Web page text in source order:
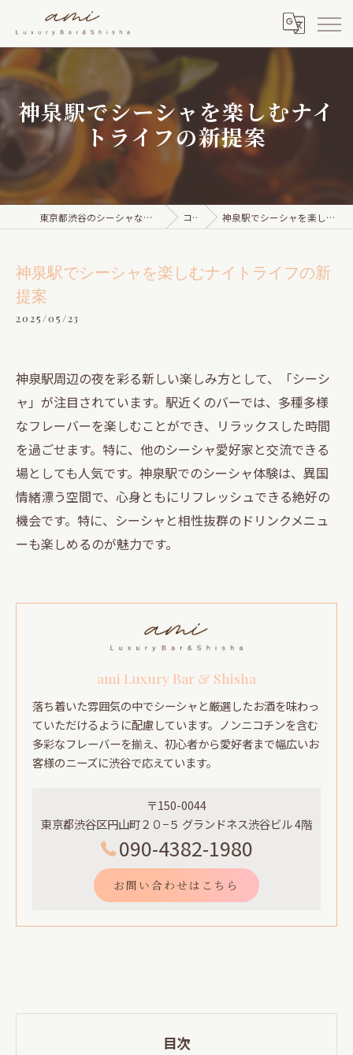
神泉駅でシーシャを楽しむナイ
トライフの新提案
東京都渋谷のシーシャならami Luxury Bar & Shisha コラム 神泉駅でシーシャを楽しむナイトライフの新提案
神泉駅でシーシャを楽しむナイトライフの新
提案
2025/05/23
神泉駅周辺の夜を彩る新しい楽しみ方として、「シーシ
ャ」が注目されています。駅近くのバーでは、多種多様
なフレーバーを楽しむことができ、リラックスした時間
を過ごせます。特に、他のシーシャ愛好家と交流できる
場としても人気です。神泉駅でのシーシャ体験は、異国
情緒漂う空間で、心身ともにリフレッシュできる絶好の
機会です。特に、シーシャと相性抜群のドリンクメニュ
ーも楽しめるのが魅力です。
ami Luxury Bar & Shisha
落ち着いた雰囲気の中でシーシャと厳選したお酒を味わっ
ていただけるように配慮しています。ノンニコチンを含む
多彩なフレーバーを揃え、初心者から愛好者まで幅広いお
客様のニーズに渋谷で応えています。
〒150-0044
東京都渋谷区円山町２０−５ グランドネス渋谷ビル 4階
090-4382-1980
お問い合わせはこちら
目次